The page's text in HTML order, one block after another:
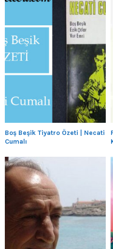
Boş Beşik Tiyatro Özeti | Necati
Cumalı